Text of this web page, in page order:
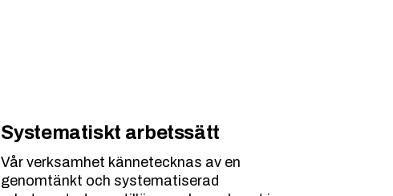
Systematiskt arbetssätt
Vår verksamhet kännetecknas av en
genomtänkt och systematiserad